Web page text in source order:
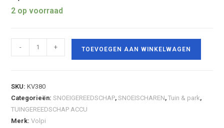
2 op voorraad
- + TOEVOEGEN AAN WINKELWAGEN
SKU:KV380
Categorieën:SNOEIGEREEDSCHAP,SNOEISCHAREN,Tuin & park,
TUINGEREEDSCHAP ACCU
Merk:Volpi